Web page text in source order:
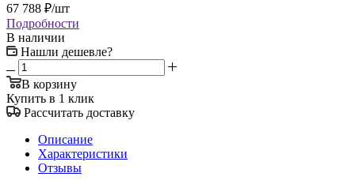
67 788 ₽/шт
Подробности
В наличии
Нашли дешевле?
В корзину
Купить в 1 клик
Рассчитать доставку
Описание
Характеристики
Отзывы